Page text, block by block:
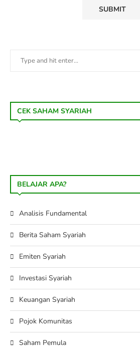
CEK SAHAM SYARIAH
BELAJAR APA?
Analisis Fundamental
Berita Saham Syariah
Emiten Syariah
Investasi Syariah
Keuangan Syariah
Pojok Komunitas
Saham Pemula